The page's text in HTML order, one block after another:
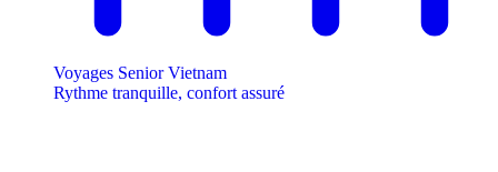
Voyages Senior Vietnam
Rythme tranquille, confort assuré